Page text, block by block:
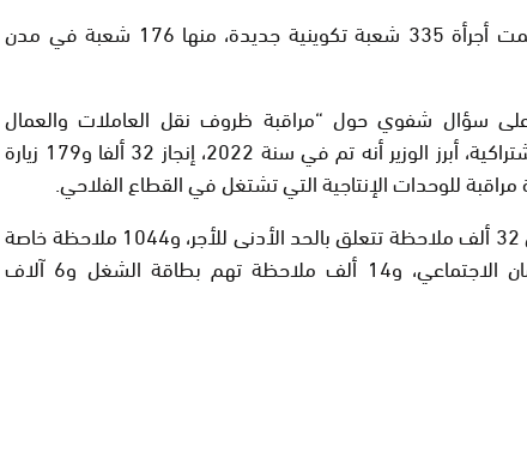
وأشار الوزير في هذا الصدد إلى أنه تمت أجرأة 335 شعبة تكوينية جديدة، منها 176 شعبة في مدن
سؤال شفوي حول “مراقبة ظروف نقل العاملات والعمال
الزراعيين”، تقدم به فريق التقدم والاشتراكية، أبرز الوزير أنه تم في سنة 2022، إنجاز 32 ألفا و179 زيارة
وأفاد أن مفتشي الشغل وجهوا حوالي 32 ألف ملاحظة تتعلق بالحد الأدنى للأجر، و1044 ملاحظة خاصة
بأداء واجبات الصندوق الوطني للضمان الاجتماعي، و14 ألف ملاحظة تهم بطاقة الشغل و6 آلاف